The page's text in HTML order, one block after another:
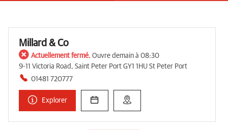
Millard & Co
Actuellement fermé. Ouvre demain à 08:30
9-11 Victoria Road, Saint Peter Port GY1 1HU St Peter Port
01481 720777
Explorer